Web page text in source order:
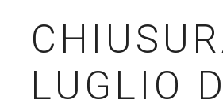
LUGLIO